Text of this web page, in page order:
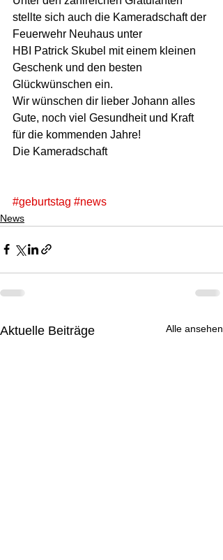
stellte sich auch die Kameradschaft der
Feuerwehr Neuhaus unter
HBI Patrick Skubel mit einem kleinen
Geschenk und den besten
Glückwünschen ein.
Wir wünschen dir lieber Johann alles
Gute, noch viel Gesundheit und Kraft
für die kommenden Jahre!
Die Kameradschaft
#geburtstag #news
News
Aktuelle Beiträge Alle ansehen